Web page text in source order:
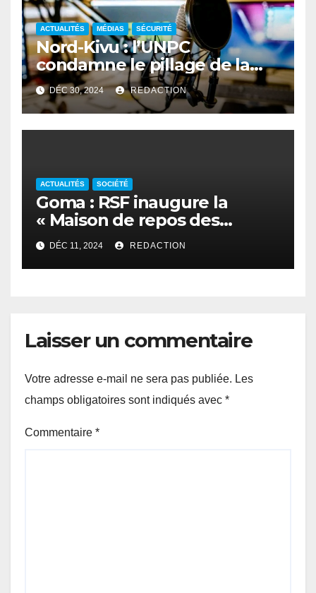
ACTUALITÉS MÉDIAS SÉCURITÉ
Nord-Kivu : l’UNPC
condamne le pillage de la
Radio communautaire de
Buleusa
DÉC 30, 2024 REDACTION
ACTUALITÉS SOCIÉTÉ
Goma : RSF inaugure la
« Maison de repos des
journalistes déplacés »
DÉC 11, 2024 REDACTION
Laisser un commentaire
Votre adresse e-mail ne sera pas publiée. Les
champs obligatoires sont indiqués avec *
Commentaire *